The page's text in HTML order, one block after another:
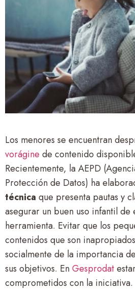
Los menores se encuentran
vorágine de contenido
Recientemente, la AEPD
Protección de Datos) ha
técnica que presenta pautas y
asegurar un buen uso infantil de
herramienta. Evitar que los
contenidos que son
socialmente de la importancia
sus objetivos. EnGesprodat
comprometidos con la iniciativa.